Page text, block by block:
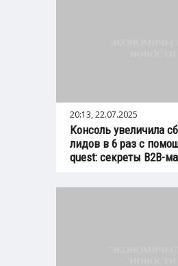
20:13, 22.07.2025
Консоль увеличила
лидов в 6 раз с
quest: секреты B2B-